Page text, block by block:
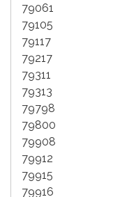
79061
79105
79117
79217
79311
79313
79798
79800
79908
79912
79915
79916